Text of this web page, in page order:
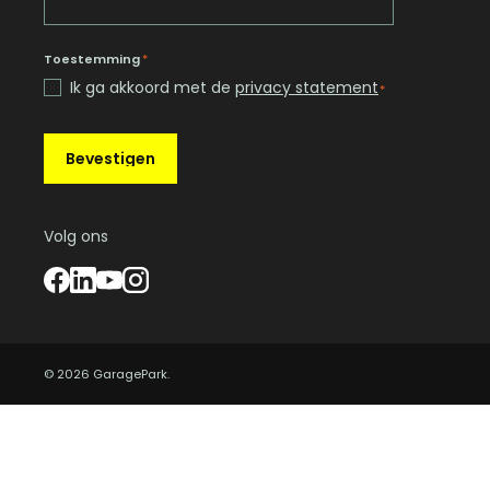
Toestemming*
Ik ga akkoord met de privacy statement*
Bevestigen
Volg ons
© 2026 GaragePark.